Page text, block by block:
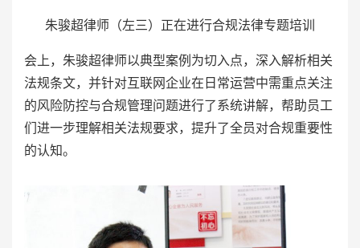
朱骏超律师（左三）正在进行合规法律专题培训
会上，朱骏超律师以典型案例为切入点，深入解析相关
法规条文，并针对互联网企业在日常运营中需重点关注
的风险防控与合规管理问题进行了系统讲解，帮助员工
们进一步理解相关法规要求，提升了全员对合规重要性
的认知。